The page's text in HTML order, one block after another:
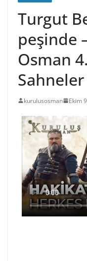
Turgut
peşinde
Osman
Sahneler
kurulusosman Ekim